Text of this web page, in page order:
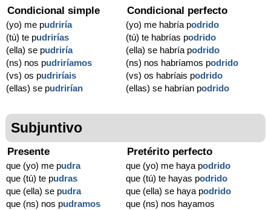
Condicional simple
(yo) me pudriría
(tú) te pudrirías
(ella) se pudriría
(ns) nos pudriríamos
(vs) os pudriríais
(ellas) se pudrirían
Condicional perfecto
(yo) me habría podrido
(tú) te habrías podrido
(ella) se habría podrido
(ns) nos habríamos podrido
(vs) os habríais podrido
(ellas) se habrían podrido
Subjuntivo
Presente
que (yo) me pudra
que (tú) te pudras
que (ella) se pudra
que (ns) nos pudramos
Pretérito perfecto
que (yo) me haya podrido
que (tú) te hayas podrido
que (ella) se haya podrido
que (ns) nos hayamos